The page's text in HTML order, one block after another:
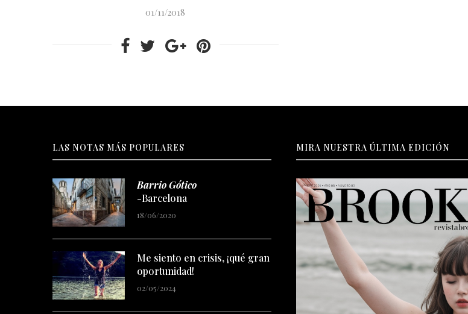
01/11/2018
LAS NOTAS MÁS POPULARES
Barrio Gótico
-Barcelona
18/06/2020
Me siento en crisis, ¡qué gran
oportunidad!
02/05/2024
MIRA NUESTRA ÚLTIMA EDICIÓN